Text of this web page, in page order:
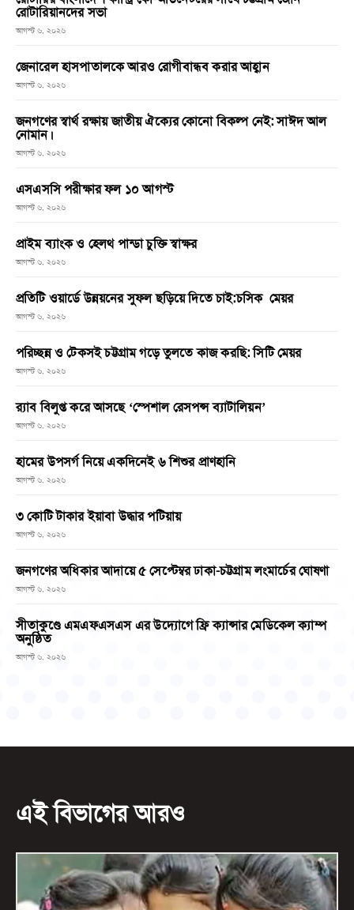
রোটারিয়ানদের সভা
আগস্ট ৬, ২০২৬
জেনারেল হাসপাতালকে আরও রোগীবান্ধব করার আহ্বান
আগস্ট ৬, ২০২৬
জনগণের স্বার্থ রক্ষায় জাতীয় ঐক্যের কোনো বিকল্প নেই: সাঈদ আল
নোমান।
আগস্ট ৬, ২০২৬
এসএসসি পরীক্ষার ফল ১০ আগস্ট
আগস্ট ৬, ২০২৬
প্রাইম ব্যাংক ও হেলথ পান্ডা চুক্তি স্বাক্ষর
আগস্ট ৬, ২০২৬
প্রতিটি ওয়ার্ডে উন্নয়নের সুফল ছড়িয়ে দিতে চাই:চসিক মেয়র
আগস্ট ৬, ২০২৬
পরিচ্ছন্ন ও টেকসই চট্টগ্রাম গড়ে তুলতে কাজ করছি: সিটি মেয়র
আগস্ট ৬, ২০২৬
র‌্যাব বিলুপ্ত করে আসছে ‘স্পেশাল রেসপন্স ব্যাটালিয়ন’
আগস্ট ৬, ২০২৬
হামের উপসর্গ নিয়ে একদিনেই ৬ শিশুর প্রাণহানি
আগস্ট ৬, ২০২৬
৩ কোটি টাকার ইয়াবা উদ্ধার পটিয়ায়
আগস্ট ৬, ২০২৬
জনগণের অধিকার আদায়ে ৫ সেপ্টেম্বর ঢাকা-চট্টগ্রাম লংমার্চের ঘোষণা
আগস্ট ৬, ২০২৬
সীতাকুণ্ডে এমএফএসএস এর উদ্যোগে ফ্রি ক্যান্সার মেডিকেল ক্যাম্প
অনুষ্ঠিত
আগস্ট ৬, ২০২৬
এই বিভাগের আরও